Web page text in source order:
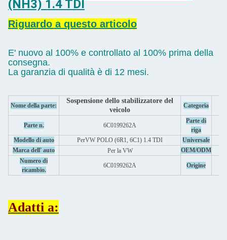
(NH3) 1.4 TDI
Riguardo a questo articolo
E' nuovo al 100% e controllato al 100% prima della
consegna.
La garanzia di qualità è di 12 mesi.
Nome della parte:
Sospensione dello stabilizzatore del
veicolo
Categoria
Parte n. 6C0199262A
Parte di
riga
Modello di auto PerVW POLO (6R1, 6C1) 1.4 TDI
Universale
Marca dell' auto
Per la VW
OEM/ODM
Numero di
ricambio.
6C0199262A Origine
Adatti a: